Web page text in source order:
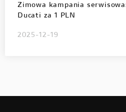
Zimowa kampania
Ducati za 1 PLN
2025-12-19